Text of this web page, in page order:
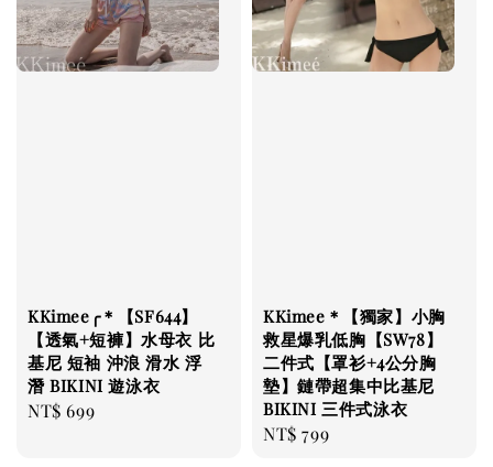
KKimee╭＊【SF644】
【透氣+短褲】水母衣 比
基尼 短袖 沖浪 滑水 浮
潛 BIKINI 遊泳衣
Regular
NT$ 699
KKimee＊【獨家】小胸
救星爆乳低胸【SW78】
二件式【罩衫+4公分胸
墊】鏈帶超集中比基尼
BIKINI 三件式泳衣
Regular
NT$ 799